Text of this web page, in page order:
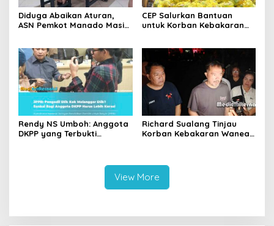
Diduga Abaikan Aturan,
ASN Pemkot Manado Masih
CEP Salurkan Bantuan
untuk Korban Kebakaran
Rendy NS Umboh: Anggota
DKPP yang Terbukti
Richard Sualang Tinjau
Korban Kebakaran Wanea,
View More